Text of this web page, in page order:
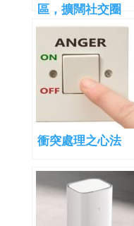
區，擴闊社交圈
(二)Comfort-
zone
衝突處理之心法